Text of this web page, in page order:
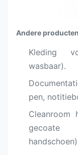
Andere
Kleding
wasbaar).
pen,
Cleanroom
gecoate